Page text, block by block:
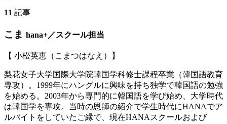
11 記事
こま hana+／スクール担当
【 小松英恵（こまつはなえ）】
梨花女子大学国際大学院韓国学科修士課程卒業（韓国語教育
専攻）。1999年にハングルに興味を持ち独学で韓国語の勉強
を始める。2003年から専門的に韓国語を学び始め、大学時代
は韓国学を専攻。当時の恩師の紹介で学生時代にHANAでア
ルバイトをしていたご縁で、現在HANAスクールおよび